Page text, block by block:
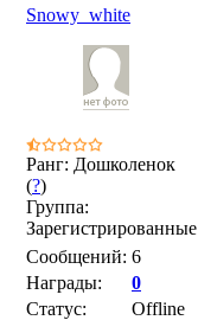
Snowy_white
Ранг: Дошколенок
(?)
Группа:
Зарегистрированные
Сообщений: 6
Награды:
0
Статус:
Offline